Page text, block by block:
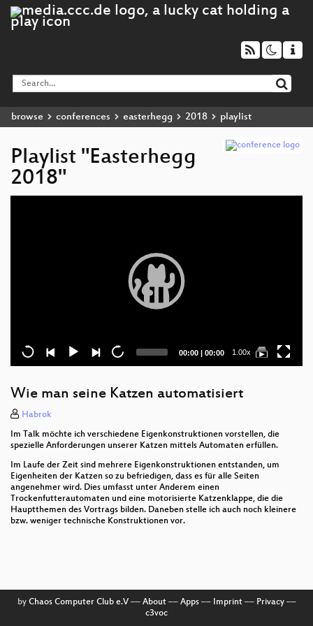
browse conferences easterhegg 2018 playlist
Playlist "Easterhegg
2018"
Current
00:00 | Total
00:00 1.00x
Wie man seine Katzen automatisiert
Habrok
Im Talk möchte ich verschiedene Eigenkonstruktionen vorstellen, die
spezielle Anforderungen unserer Katzen mittels Automaten erfüllen.
Im Laufe der Zeit sind mehrere Eigenkonstruktionen entstanden, um
Eigenheiten der Katzen so zu befriedigen, dass es für alle Seiten
angenehmer wird. Dies umfasst unter Anderem einen
Trockenfutterautomaten und eine motorisierte Katzenklappe, die die
Hauptthemen des Vortrags bilden. Daneben stelle ich auch noch kleinere
bzw. weniger technische Konstruktionen vor.
by Chaos Computer Club e.V–– About–– Apps–– Imprint–– Privacy––
c3voc